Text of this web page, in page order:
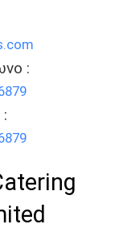
: